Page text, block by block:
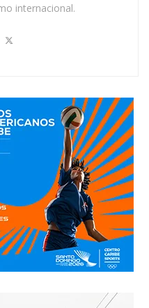
internacional.